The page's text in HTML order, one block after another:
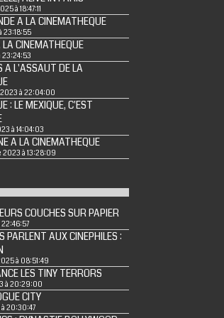
à 18:47:11
A LA CINEMATHEQUE
23:18:55
CINEMATHEQUE
23:24:53
A L'ASSAUT DE LA
à 22:04:00
: LE MEXIQUE, C'EST
à 14:04:03
A LA CINEMATHEQUE
à 13:28:09
COUCHES SUR PAPIER
PARLENT AUX CINEPHILES :
à 08:51:49
LES TINY TERRORS
à 20:29:00
CITY
20:30:47